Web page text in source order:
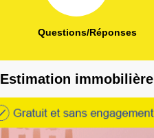
Questions/Réponses
Estimation immobilière